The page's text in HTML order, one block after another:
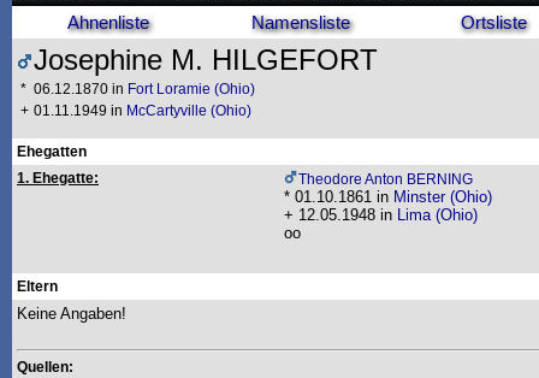
Ahnenliste Namensliste Ortsliste
Josephine M. HILGEFORT
* 06.12.1870 in Fort Loramie (Ohio)
+ 01.11.1949 in McCartyville (Ohio)
Ehegatten
1. Ehegatte:
Theodore Anton BERNING
* 01.10.1861 in Minster (Ohio)
+ 12.05.1948 in Lima (Ohio)
oo
Eltern
Keine Angaben!
Quellen: